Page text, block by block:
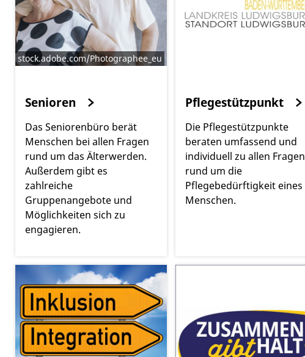
stock.adobe.com/Photographee_eu
Senioren
Das Seniorenbüro berät
Menschen bei allen Fragen
rund um das Älterwerden.
Außerdem gibt es
zahlreiche
Gruppenangebote und
Möglichkeiten sich zu
engagieren.
Pflegestützpunkt
Die Pflegestützpunkte
beraten umfassend und
individuell zu allen Fragen
rund um die
Pflegebedürftigkeit eines
Menschen.